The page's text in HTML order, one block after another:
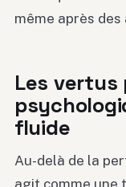
même après
Les vertus
fluide
Au-delà de la
agit comme une